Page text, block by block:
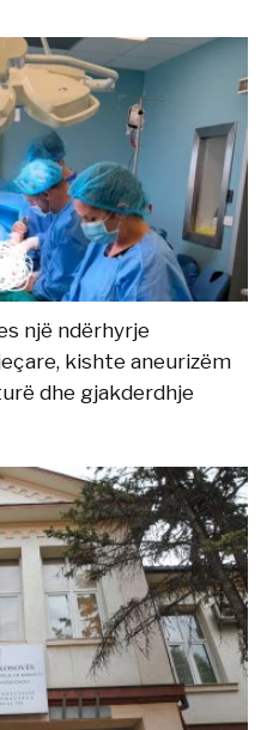
një ndërhyrje
kishte aneurizëm
dhe gjakderdhje